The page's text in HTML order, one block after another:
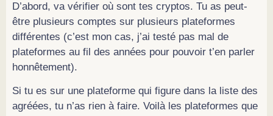
D’abord, va vérifier où sont tes cryptos. Tu as peut-
être plusieurs comptes sur plusieurs plateformes
différentes (c’est mon cas, j’ai testé pas mal de
plateformes au fil des années pour pouvoir t’en parler
honnêtement).
Si tu es sur une plateforme qui figure dans la liste des
agréées, tu n’as rien à faire. Voilà les plateformes que